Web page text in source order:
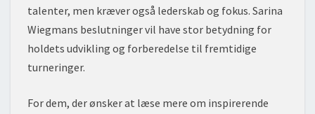
talenter, men kræver også lederskab og fokus. Sarina
Wiegmans beslutninger vil have stor betydning for
holdets udvikling og forberedelse til fremtidige
turneringer.
For dem, der ønsker at læse mere om inspirerende